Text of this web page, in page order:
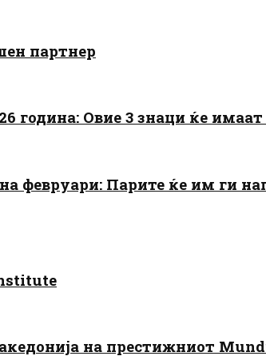
партнер
година: Овие 3 знаци ќе имаат
февруари: Парите ќе им ги
на престижниот